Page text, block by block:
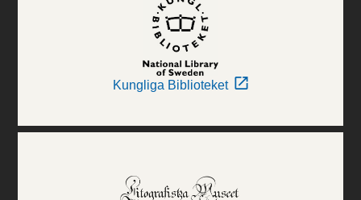
Kungliga Biblioteket